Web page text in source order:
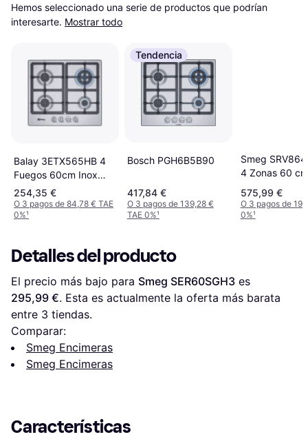
Hemos seleccionado una serie de productos que podrían
interesarte. Mostrar todo
Balay 3ETX565HB 4
Fuegos 60cm Inox
Butano
254,35 €
O 3 pagos de 84,78 € TAE
0%¹
Tendencia
Bosch PGH6B5B90
417,84 €
O 3 pagos de 139,28 €
TAE 0%¹
Smeg
4 Zonas 60 cm
575,99 €
O 3 pagos de
0%¹
Detalles del producto
El precio más bajo para Smeg SER60SGH3
295,99 €. Esta es actualmente la oferta más barata
entre 3 tiendas.
Comparar:
Smeg Encimeras
Smeg Encimeras
Características